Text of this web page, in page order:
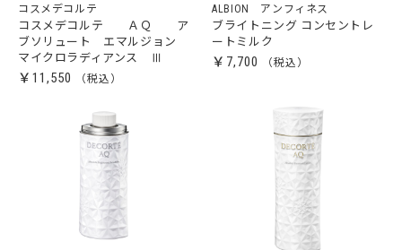
コスメデコルテ
コスメデコルテ ＡＱ ア
ブソリュート エマルジョン
マイクロラディアンス Ⅲ
￥11,550
ALBION アンフィネス
ブライトニング コンセントレ
ートミルク
￥7,700